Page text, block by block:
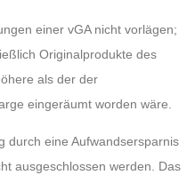
einer vGA nicht vorlägen;
Originalprodukte des
als der der
eingeräumt worden wäre.
durch eine Aufwandsersparnis
ausgeschlossen werden. Das